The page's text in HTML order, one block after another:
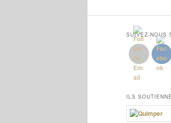
SUIVEZ-NOUS
ILS